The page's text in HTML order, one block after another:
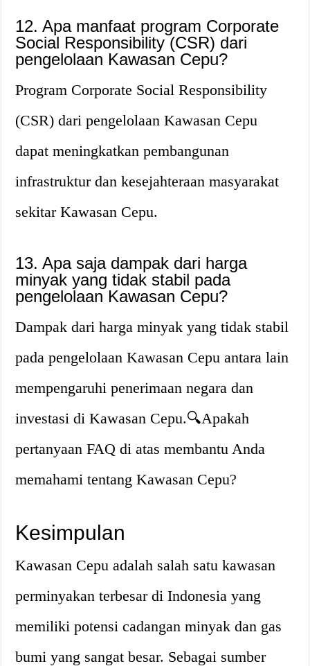
12. Apa manfaat program Corporate
Social Responsibility (CSR) dari
pengelolaan Kawasan Cepu?
Program Corporate Social Responsibility
(CSR) dari pengelolaan Kawasan Cepu
dapat meningkatkan pembangunan
infrastruktur dan kesejahteraan masyarakat
sekitar Kawasan Cepu.
13. Apa saja dampak dari harga
minyak yang tidak stabil pada
pengelolaan Kawasan Cepu?
Dampak dari harga minyak yang tidak stabil
pada pengelolaan Kawasan Cepu antara lain
mempengaruhi penerimaan negara dan
investasi di Kawasan Cepu.🔍Apakah
pertanyaan FAQ di atas membantu Anda
memahami tentang Kawasan Cepu?
Kesimpulan
Kawasan Cepu adalah salah satu kawasan
perminyakan terbesar di Indonesia yang
memiliki potensi cadangan minyak dan gas
bumi yang sangat besar. Sebagai sumber